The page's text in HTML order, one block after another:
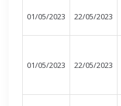
01/05/2023 22/05/2023
01/05/2023 22/05/2023